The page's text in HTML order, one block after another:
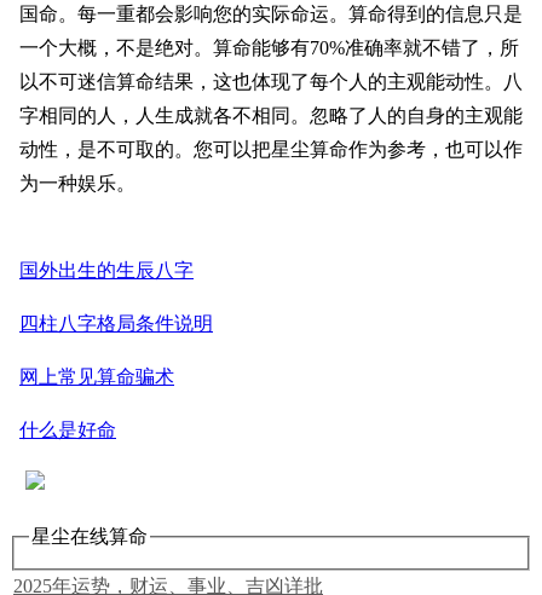
国命。每一重都会影响您的实际命运。算命得到的信息只是
一个大概，不是绝对。算命能够有70%准确率就不错了，所
以不可迷信算命结果，这也体现了每个人的主观能动性。八
字相同的人，人生成就各不相同。忽略了人的自身的主观能
动性，是不可取的。您可以把星尘算命作为参考，也可以作
为一种娱乐。
国外出生的生辰八字
四柱八字格局条件说明
网上常见算命骗术
什么是好命
星尘在线算命
2025年运势，财运、事业、吉凶详批